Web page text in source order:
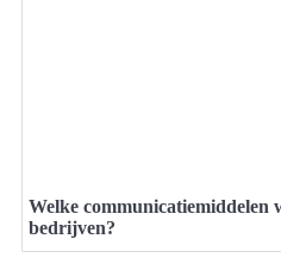
Welke communicatiemiddelen
bedrijven?